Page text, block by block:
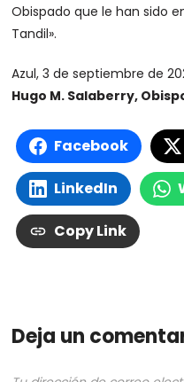
Obispado que le han sido
Tandil».
Azul, 3 de septiembre de
Hugo M. Salaberry,
Facebook
LinkedIn
Copy Link
Deja un